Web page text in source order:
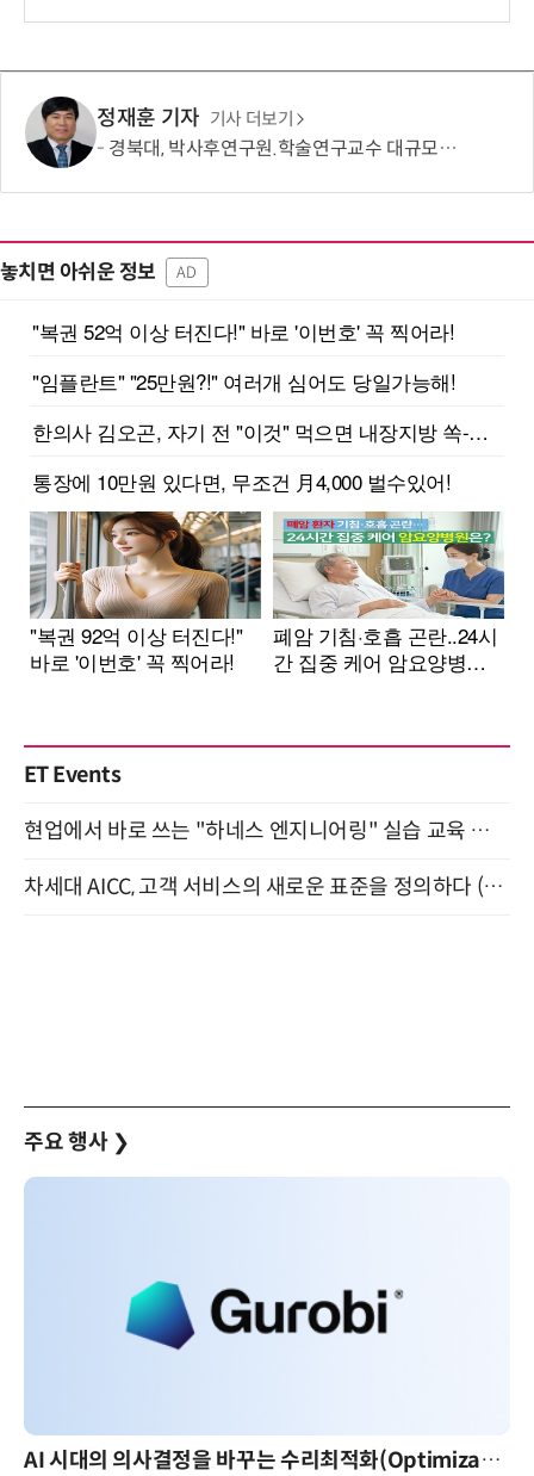
보
정재훈 기자 기사 더보기
경북대, 박사후연구원.학술연구교수 대규모 채용… 박사급 연구 인력 지역 정착 지원 본격화
놓치면 아쉬운 정보 AD
ET Events
현업에서 바로 쓰는 "하네스 엔지니어링" 실습 교육 워크숍 8월 20일 개최
차세대 AICC, 고객 서비스의 새로운 표준을 정의하다 (9/9)
주요 행사 ❯
AI 시대의 의사결정을 바꾸는 수리최적화(Optimization): 실제 산업 적용 사례와 활용 전략